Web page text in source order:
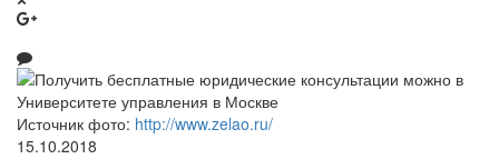
Источник фото: http://www.zelao.ru/
15.10.2018